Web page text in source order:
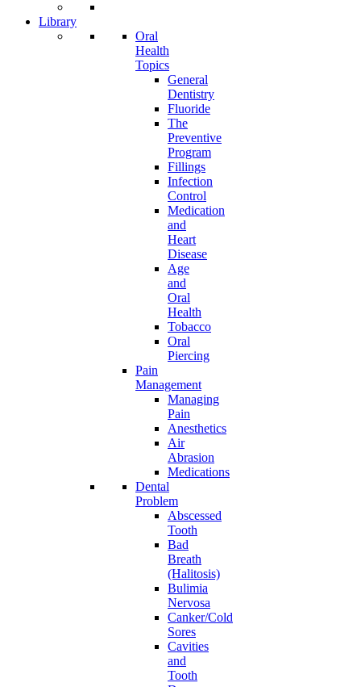
Library
Oral
Health
Topics
General
Dentistry
Fluoride
The
Preventive
Program
Fillings
Infection
Control
Medication
and
Heart
Disease
Age
and
Oral
Health
Tobacco
Oral
Piercing
Pain
Management
Managing
Pain
Anesthetics
Air
Abrasion
Medications
Dental
Problem
Abscessed
Tooth
Bad
Breath
(Halitosis)
Bulimia
Nervosa
Canker/Cold
Sores
Cavities
and
Tooth